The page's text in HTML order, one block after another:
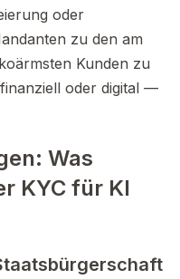
oder
zu den am
Kunden zu
oder digital —
Was
KYC für KI